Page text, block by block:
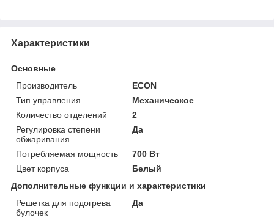
Характеристики
Основные
Производитель
ECON
Тип управления
Механическое
Количество отделений
2
Регулировка степени
обжаривания
Да
Потребляемая мощность
700 Вт
Цвет корпуса
Белый
Дополнительные функции и характеристики
Решетка для подогрева
булочек
Да